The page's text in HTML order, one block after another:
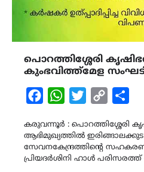
പൊറത്തിശ്ശേരി
കുംഭവിത്ത്മേള
FacebookWhatsAppTwitterCopy
കരുവന്നൂർ : പൊറത്തിശ്ശേരി
ആഭിമുഖ്യത്തിൽ
സേവനകേന്ദ്രത്തിന്റെ
പ്രിയദർശിനി ഹാൾ പരിസരത്ത്